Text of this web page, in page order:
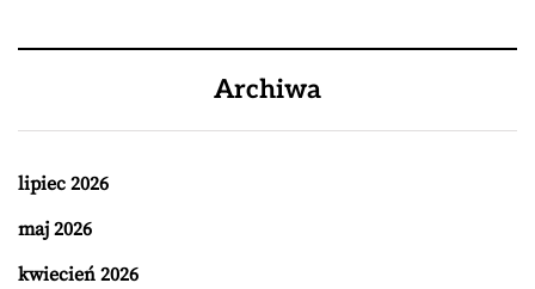
Archiwa
lipiec 2026
maj 2026
kwiecień 2026